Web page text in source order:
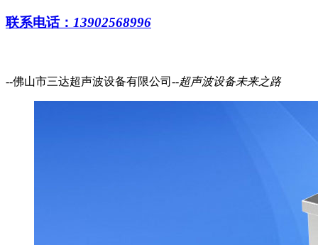
联系电话： 13902568996
--佛山市三达超声波设备有限公司--超声波设备未来之路